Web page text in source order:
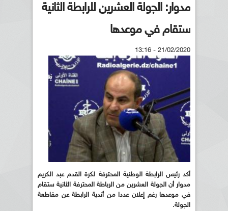
مدوار: الجولة العشرين للرابطة الثانية
ستقام في موعدها
21/02/2020 - 13:16
أكد رئيس الرابطة الوطنية المحترفة لكرة القدم عبد الكريم
مدوار أن الجولة العشرين من الرباطة المحترفة الثانية ستقام
في موعدها رغم إعلان عددا من أندية الرابطة عن مقاطعة
الجولة.